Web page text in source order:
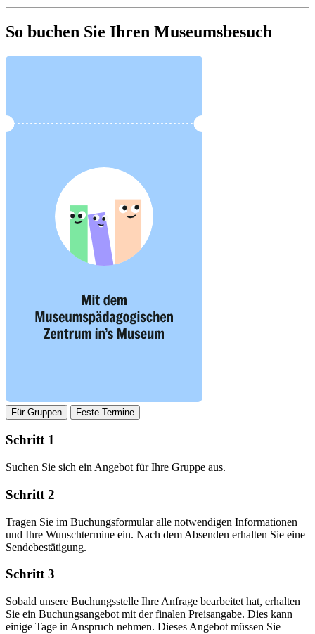
So buchen Sie Ihren Museumsbesuch
Für Gruppen Feste Termine
Schritt 1
Suchen Sie sich ein Angebot für Ihre Gruppe aus.
Schritt 2
Tragen Sie im Buchungsformular alle notwendigen Informationen
und Ihre Wunschtermine ein. Nach dem Absenden erhalten Sie eine
Sendebestätigung.
Schritt 3
Sobald unsere Buchungsstelle Ihre Anfrage bearbeitet hat, erhalten
Sie ein Buchungsangebot mit der finalen Preisangabe. Dies kann
einige Tage in Anspruch nehmen. Dieses Angebot müssen Sie